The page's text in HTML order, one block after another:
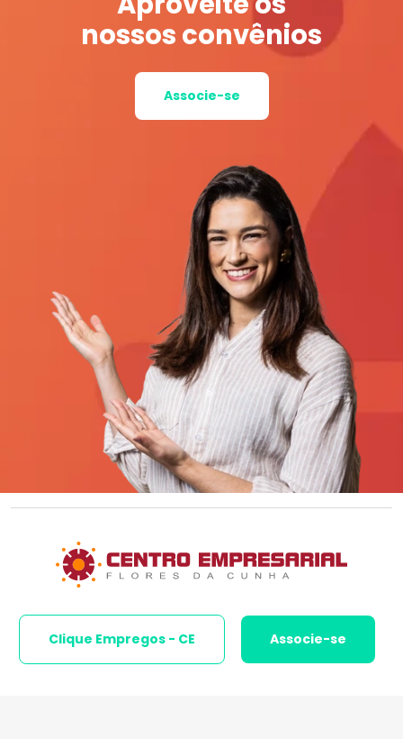
nossos convênios
Associe-se
Clique Empregos - CE Associe-se